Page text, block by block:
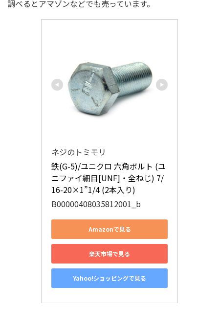
調べるとアマゾンなどでも売っています。
ネジのトミモリ
鉄(G-5)/ユニクロ 六角ボルト (ユ
ニファイ細目[UNF]・全ねじ) 7/
16-20×1”1/4 (2本入り)
B00000408035812001_b
Amazonで見る
楽天市場で見る
Yahoo!ショッピングで見る